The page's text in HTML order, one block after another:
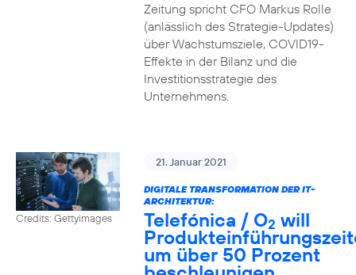
Zeitung spricht CFO Markus Rolle
(anlässlich des Strategie-Updates)
über Wachstumsziele, COVID19-
Effekte in der Bilanz und die
Investitionsstrategie des
Unternehmens.
Credits: Gettyimages
21. Januar 2021
DIGITALE TRANSFORMATION DER IT-
ARCHITEKTUR:
Telefónica / O2 will
um über 50 Prozent